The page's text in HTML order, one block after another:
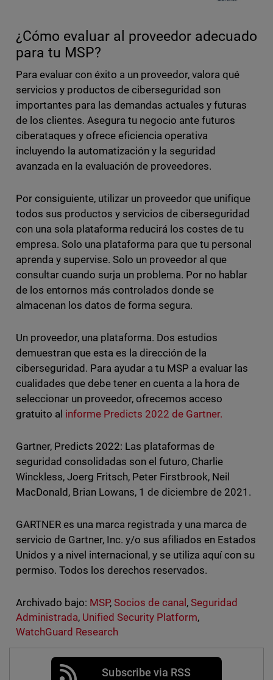
¿Cómo evaluar al proveedor adecuado
para tu MSP?
Para evaluar con éxito a un proveedor, valora qué
servicios y productos de ciberseguridad son
importantes para las demandas actuales y futuras
de los clientes. Asegura tu negocio ante futuros
ciberataques y ofrece eficiencia operativa
incluyendo la automatización y la seguridad
avanzada en la evaluación de proveedores.
Por consiguiente, utilizar un proveedor que unifique
todos sus productos y servicios de ciberseguridad
con una sola plataforma reducirá los costes de tu
empresa. Solo una plataforma para que tu personal
aprenda y supervise. Solo un proveedor al que
consultar cuando surja un problema. Por no hablar
de los entornos más controlados donde se
almacenan los datos de forma segura.
Un proveedor, una plataforma. Dos estudios
demuestran que esta es la dirección de la
ciberseguridad. Para ayudar a tu MSP a evaluar las
cualidades que debe tener en cuenta a la hora de
seleccionar un proveedor, ofrecemos acceso
gratuito al informe Predicts 2022 de Gartner.
Gartner, Predicts 2022: Las plataformas de
seguridad consolidadas son el futuro, Charlie
Winckless, Joerg Fritsch, Peter Firstbrook, Neil
MacDonald, Brian Lowans, 1 de diciembre de 2021.
GARTNER es una marca registrada y una marca de
servicio de Gartner, Inc. y/o sus afiliados en Estados
Unidos y a nivel internacional, y se utiliza aquí con su
permiso. Todos los derechos reservados.
Archivado bajo: MSP, Socios de canal ,Seguridad
Administrada, Unified Security Platform,
WatchGuard Research
Subscribe via RSS